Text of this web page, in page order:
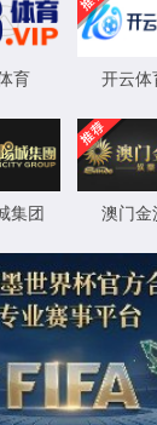
返回首页